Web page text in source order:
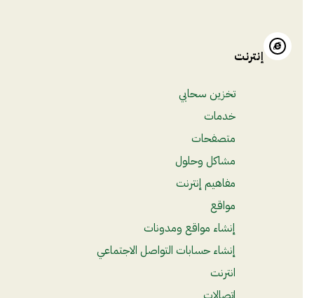
إنترنت
تخزين سحابي
خدمات
متصفحات
مشاكل وحلول
مفاهيم إنترنت
مواقع
إنشاء مواقع ومدونات
إنشاء حسابات التواصل الاجتماعي
انترنت